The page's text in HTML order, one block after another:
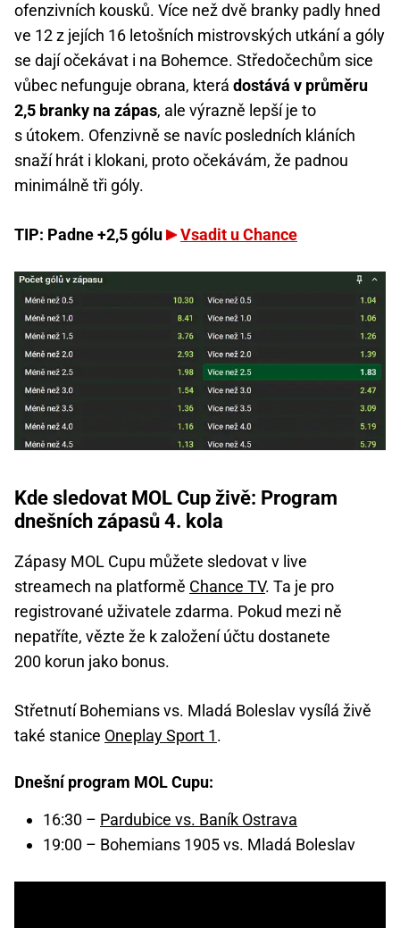
ofenzivních kousků. Více než dvě branky padly hned
ve 12 z jejích 16 letošních mistrovských utkání a góly
se dají očekávat i na Bohemce. Středočechům sice
vůbec nefunguje obrana, která dostává v průměru
2,5 branky na zápas, ale výrazně lepší je to
s útokem. Ofenzivně se navíc posledních kláních
snaží hrát i klokani, proto očekávám, že padnou
minimálně tři góly.
TIP: Padne +2,5 gólu Vsadit u Chance
Kde sledovat MOL Cup živě: Program
dnešních zápasů 4. kola
Zápasy MOL Cupu můžete sledovat v live
streamech na platformě Chance TV. Ta je pro
registrované uživatele zdarma. Pokud mezi ně
nepatříte, vězte že k založení účtu dostanete
200 korun jako bonus.
Střetnutí Bohemians vs. Mladá Boleslav vysílá živě
také stanice Oneplay Sport 1.
Dnešní program MOL Cupu:
16:30 – Pardubice vs. Baník Ostrava
19:00 – Bohemians 1905 vs. Mladá Boleslav